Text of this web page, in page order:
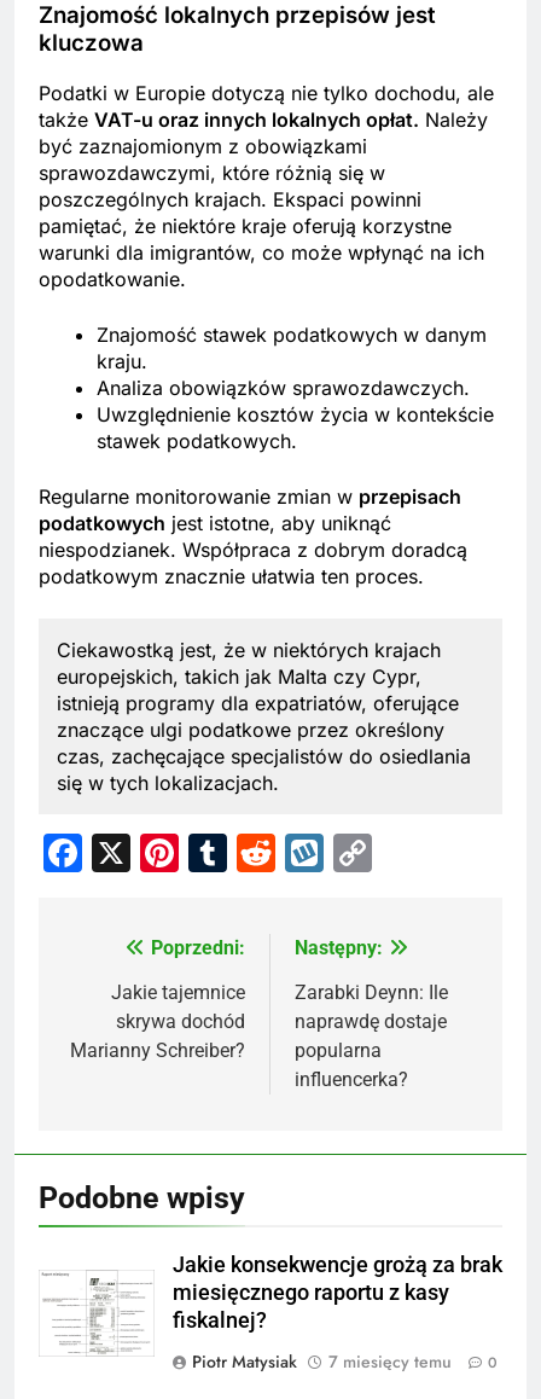
Znajomość lokalnych przepisów jest
kluczowa
Podatki w Europie dotyczą nie tylko dochodu, ale
także VAT-u oraz innych lokalnych opłat. Należy
być zaznajomionym z obowiązkami
sprawozdawczymi, które różnią się w
poszczególnych krajach. Ekspaci powinni
pamiętać, że niektóre kraje oferują korzystne
warunki dla imigrantów, co może wpłynąć na ich
opodatkowanie.
Znajomość stawek podatkowych w danym
kraju.
Analiza obowiązków sprawozdawczych.
Uwzględnienie kosztów życia w kontekście
stawek podatkowych.
Regularne monitorowanie zmian w przepisach
podatkowych jest istotne, aby uniknąć
niespodzianek. Współpraca z dobrym doradcą
podatkowym znacznie ułatwia ten proces.
Ciekawostką jest, że w niektórych krajach
europejskich, takich jak Malta czy Cypr,
istnieją programy dla expatriatów, oferujące
znaczące ulgi podatkowe przez określony
czas, zachęcające specjalistów do osiedlania
się w tych lokalizacjach.
Facebook
X Pinterest
Tumblr
RedditWykop
Nawigacja
wpisu
Poprzedni:
Jakie tajemnice
skrywa dochód
Marianny Schreiber?
Następny:
Zarabki Deynn: Ile
naprawdę dostaje
popularna
influencerka?
Podobne wpisy
Jakie konsekwencje grożą za brak
miesięcznego raportu z kasy
fiskalnej?
Piotr Matysiak
7 miesięcy temu 0